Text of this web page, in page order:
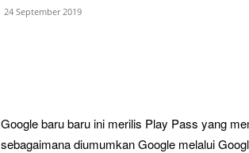
24 September 2019
Google baru baru ini merilis Play Pass yang
sebagaimana diumumkan Google melalui